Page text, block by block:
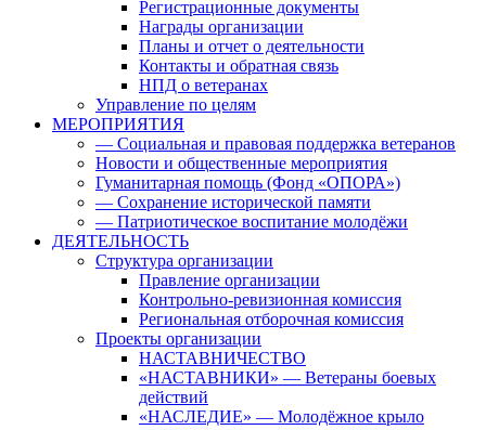
Регистрационные документы
Награды организации
Планы и отчет о деятельности
Контакты и обратная связь
НПД о ветеранах
Управление по целям
МЕРОПРИЯТИЯ
— Социальная и правовая поддержка ветеранов
Новости и общественные мероприятия
Гуманитарная помощь (Фонд «ОПОРА»)
— Сохранение исторической памяти
— Патриотическое воспитание молодёжи
ДЕЯТЕЛЬНОСТЬ
Структура организации
Правление организации
Контрольно-ревизионная комиссия
Региональная отборочная комиссия
Проекты организации
НАСТАВНИЧЕСТВО
«НАСТАВНИКИ» — Ветераны боевых
действий
«НАСЛЕДИЕ» — Молодёжное крыло